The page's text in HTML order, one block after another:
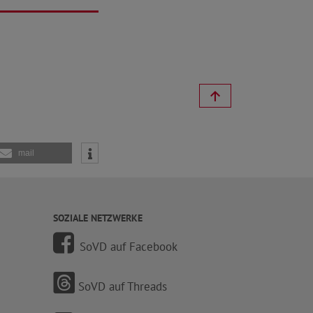
mail
SOZIALE NETZWERKE
SoVD auf Facebook
SoVD auf Threads